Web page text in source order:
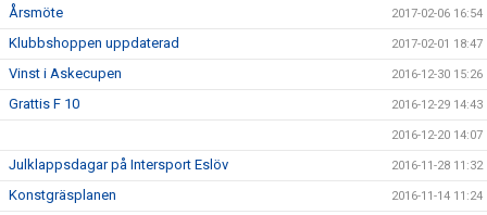
Årsmöte 2017-02-06 16:54
Klubbshoppen uppdaterad 2017-02-01 18:47
Vinst i Askecupen 2016-12-30 15:26
Grattis F 10 2016-12-29 14:43
2016-12-20 14:07
Julklappsdagar på Intersport Eslöv 2016-11-28 11:32
Konstgräsplanen 2016-11-14 11:24